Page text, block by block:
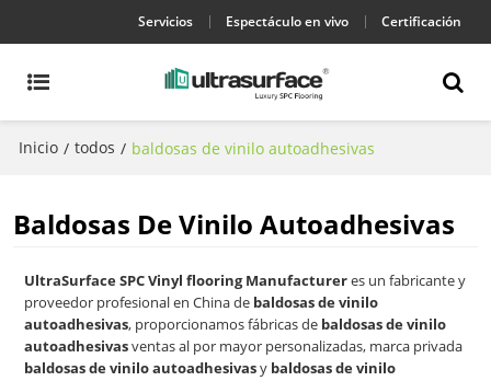
Servicios Espectáculo en vivo Certificación
Inicio / todos / baldosas de vinilo autoadhesivas
Baldosas De Vinilo Autoadhesivas
UltraSurface SPC Vinyl flooring Manufactureres un fabricante y
proveedor profesional en China de baldosas de vinilo
autoadhesivas, proporcionamos fábricas de baldosas de vinilo
autoadhesivasventas al por mayor personalizadas, marca privada
baldosas de vinilo autoadhesivasy baldosas de vinilo